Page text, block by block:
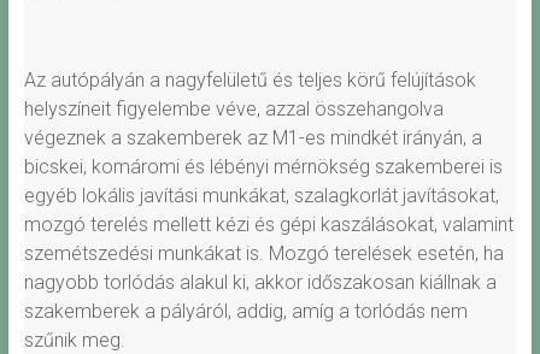
Az autópályán a nagyfelületű és teljes körű felújítások
helyszíneit figyelembe véve, azzal összehangolva
végeznek a szakemberek az M1-es mindkét irányán, a
bicskei, komáromi és lébényi mérnökség szakemberei is
egyéb lokális javítási munkákat, szalagkorlát javításokat,
mozgó terelés mellett kézi és gépi kaszálásokat, valamint
szemétszedési munkákat is. Mozgó terelések esetén, ha
nagyobb torlódás alakul ki, akkor időszakosan kiállnak a
szakemberek a pályáról, addig, amíg a torlódás nem
szűnik meg.